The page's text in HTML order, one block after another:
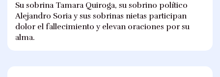
Su sobrina Tamara Quiroga, su sobrino político
Alejandro Soria y sus sobrinas nietas participan
dolor el fallecimiento y elevan oraciones por su
alma.